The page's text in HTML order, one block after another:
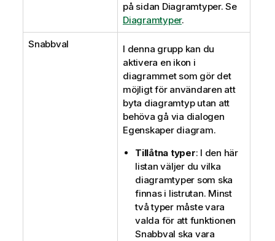
på sidan Diagramtyper. Se
Diagramtyper.
Snabbval
I denna grupp kan du
aktivera en ikon i
diagrammet som gör det
möjligt för användaren att
byta diagramtyp utan att
behöva gå via dialogen
Egenskaper diagram.
Tillåtna typer: I den här
listan väljer du vilka
diagramtyper som ska
finnas i listrutan. Minst
två typer måste vara
valda för att funktionen
Snabbval ska vara